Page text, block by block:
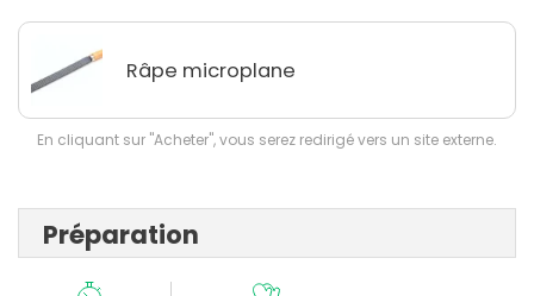
Râpe microplane
En cliquant sur "Acheter", vous serez redirigé vers un site externe.
Préparation